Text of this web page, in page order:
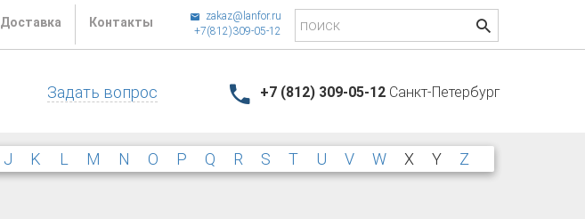
Доставка Контакты
zakaz@lanfor.ru
+7(812)309-05-12
Задать вопрос +7 (812) 309-05-12 Санкт-Петербург
J K L M N O P Q R S T U VW X Y Z